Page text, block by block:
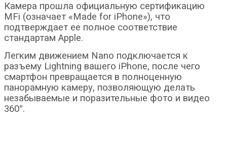
Камера прошла официальную сертификацию
MFi (означает «Made for iPhone»), что
подтверждает ее полное соответствие
стандартам Apple.
Легким движением Nano подключается к
разъему Lightning вашего iPhone, после чего
смартфон превращается в полноценную
панорамную камеру, позволяющую делать
незабываемые и поразительные фото и видео
360°.